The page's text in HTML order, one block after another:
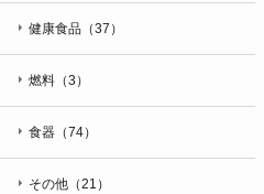
健康食品（37）
燃料（3）
食器（74）
その他（21）